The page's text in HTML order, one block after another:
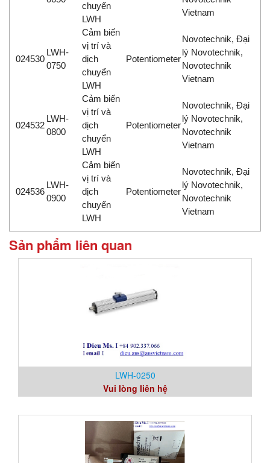
chuyển
LWH
Vietnam
024530
LWH-
0750
Cảm biến
vị trí và
dịch
chuyển
LWH
Potentiometer
Novotechnik, Đại
lý Novotechnik,
Novotechnik
Vietnam
024532
LWH-
0800
Cảm biến
vị trí và
dịch
chuyển
LWH
Potentiometer
Novotechnik, Đại
lý Novotechnik,
Novotechnik
Vietnam
024536
LWH-
0900
Cảm biến
vị trí và
dịch
chuyển
LWH
Potentiometer
Novotechnik, Đại
lý Novotechnik,
Novotechnik
Vietnam
Sản phẩm liên quan
LWH-0250
Vui lòng liên hệ